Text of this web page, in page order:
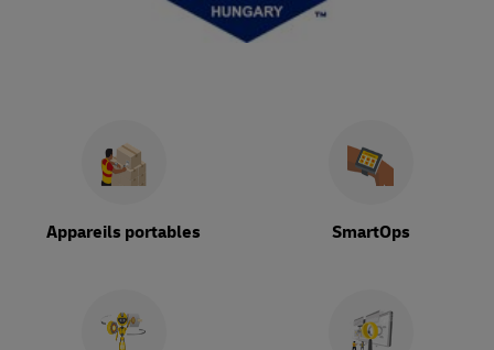
Appareils portables SmartOps